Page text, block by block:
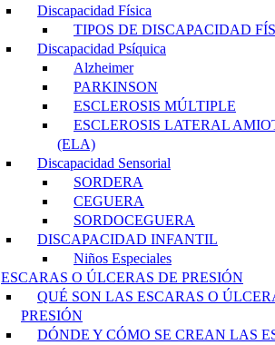
Discapacidad Física
TIPOS DE DISCAPACIDAD
Discapacidad Psíquica
Alzheimer
PARKINSON
ESCLEROSIS MÚLTIPLE
ESCLEROSIS LATERAL
(ELA)
Discapacidad Sensorial
SORDERA
CEGUERA
SORDOCEGUERA
DISCAPACIDAD INFANTIL
Niños Especiales
ESCARAS O ÚLCERAS DE PRESIÓN
QUÉ SON LAS ESCARAS O
PRESIÓN
DÓNDE Y CÓMO SE CREAN LAS